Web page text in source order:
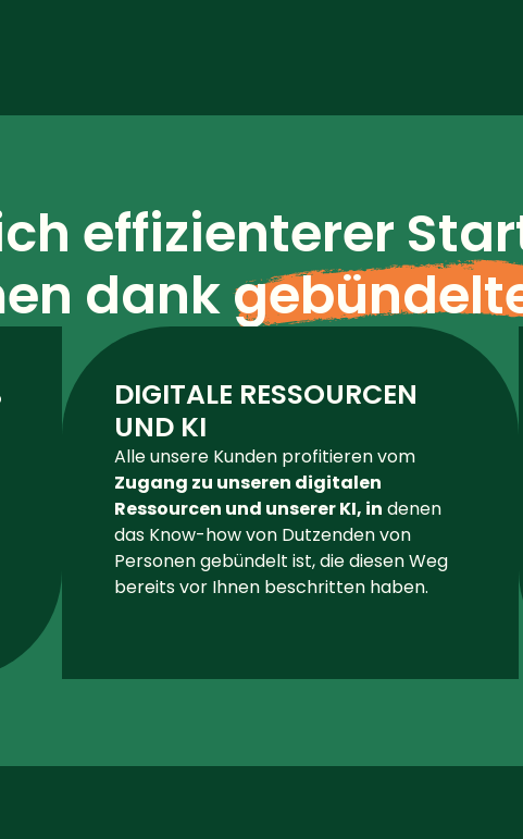
effizienterer
dank
DIGITALE RESSOURCEN
UND KI
Alle unsere Kunden profitieren vom
Zugang zu unseren digitalen
Ressourcen und unserer KI, in denen
das Know-how von Dutzenden von
Personen gebündelt ist, die diesen Weg
bereits vor Ihnen beschritten haben.